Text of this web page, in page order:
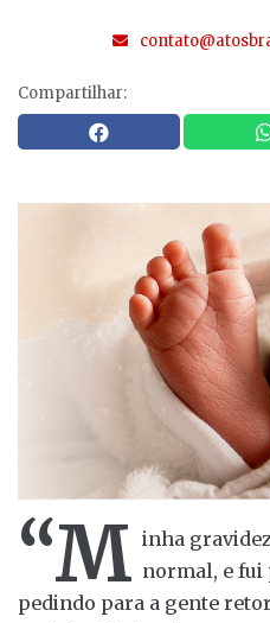
Compartilhar:
“M inha
normal, e fui
pedindo para a gente